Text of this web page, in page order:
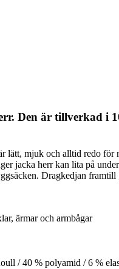
Den är tillverkad i
lätt, mjuk och alltid redo
jacka herr kan lita på
Dragkedjan
ärmar och armbågar
/ 40 % polyamid / 6 %